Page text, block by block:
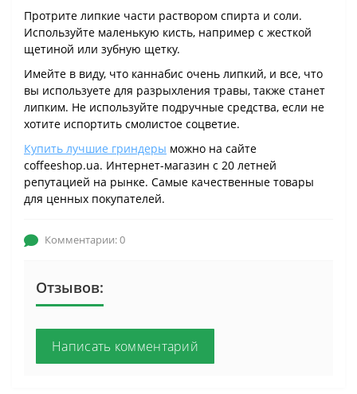
Протрите липкие части раствором спирта и соли.
Используйте маленькую кисть, например с жесткой
щетиной или зубную щетку.
Имейте в виду, что каннабис очень липкий, и все, что
вы используете для разрыхления травы, также станет
липким. Не используйте подручные средства, если не
хотите испортить смолистое соцветие.
Купить лучшие гриндеры можно на сайте
coffeeshop.ua. Интернет-магазин с 20 летней
репутацией на рынке. Самые качественные товары
для ценных покупателей.
Комментарии: 0
Отзывов:
Написать комментарий